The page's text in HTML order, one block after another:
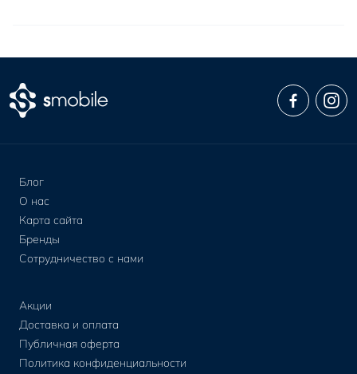
Блог
О нас
Карта сайта
Бренды
Сотрудничество с нами
Акции
Доставка и оплата
Публичная оферта
Политика конфиденциальности